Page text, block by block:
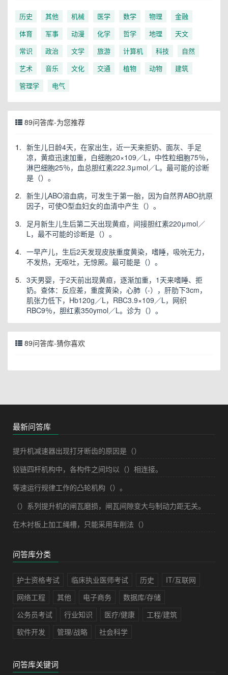
历史 其他 机械 医学 数学 物理
金融
体育
军事 动漫 化学 哲学 地理
天文
常识
政治 文学 旅游 计算机 科技
自然
艺术
音乐 文化 交通 植物 动物
建筑
管理学
电气
89问答库-为您推荐
1. 新生儿日龄4天，在家出生，近一天来拒奶、面灰、手足
凉，黄疸迅速加重，白细胞20×109／L，中性粒细胞75％，
淋巴细胞25％，血总胆红素222.3μmol／L。最可能的诊断
是（）。
2. 新生儿ABO溶血病，可发生于第一胎，因为自然界ABO抗原
因子，可使O型血妇女的血清中产生（）。
3.
足月新生儿生后第二天出现黄疸，间接胆红素220μmol／
L，最不可能的诊断是（）。
4. 一早产儿，生后2天发现皮肤重度黄染，嗜睡，吸吮无力，
不发热，无呕吐，无惊厥。最可能是（）。
5. 3天男婴，于2天前出现黄疸，逐渐加重，1天来嗜睡、拒
奶。查体：反应差，重度黄染，心肺（-），肝肋下3cm，
肌张力低下，Hb120g／L，RBC3.9×109／L，网织
RBC9％，胆红素350ymol／L。诊为（）。
89问答库-猜你喜欢
最新问答库
提升机减速器出现打牙断齿的原因是（）
铰链四杆机构中，各构件之间均以（）相连接。
等速运行规律工作的凸轮机构（）。
（）系列提升机的闸瓦磨损，闸瓦间隙变大与制动力距无关。
在木衬板上加工绳槽，只能采用车削法（）
问答库分类
护士资格考试 临床执业医师考试 历史
IT/互联网
网络工程
其他 电子商务
数据库/存储
公务员考试
行业知识 医疗/健康
工程/建筑
软件开发
管理/战略 社会科学
问答库关键词